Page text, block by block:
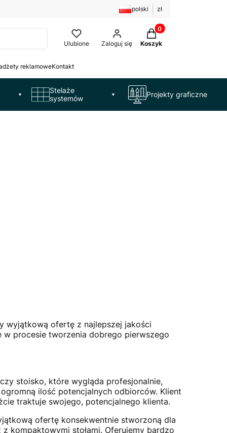
polski zł
Ulubione Zaloguj się
Produkty w koszyku:
Koszyk
reklamoweKontakt
▼
Stelaże
systemów
▼ Projekty graficzne
wyjątkową ofertę z najlepszej jakości
w procesie tworzenia dobrego pierwszego
stoisko, które wygląda profesjonalnie,
ilość potencjalnych odbiorców. Klient
traktuje swojego, potencjalnego klienta.
ofertę konsekwentnie stworzoną dla
kompaktowymi stołami. Oferujemy bardzo